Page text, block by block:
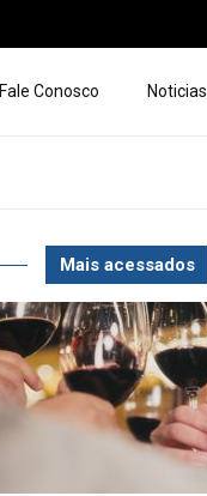
Fale Conosco Noticias
Mais acessados